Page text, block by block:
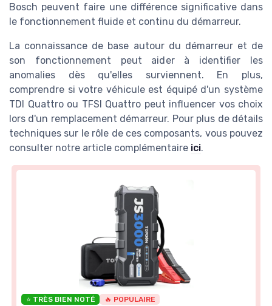
Bosch peuvent faire une différence significative dans
le fonctionnement fluide et continu du démarreur.
La connaissance de base autour du démarreur et de
son fonctionnement peut aider à identifier les
anomalies dès qu'elles surviennent. En plus,
comprendre si votre véhicule est équipé d'un système
TDI Quattro ou TFSI Quattro peut influencer vos choix
lors d'un remplacement démarreur. Pour plus de détails
techniques sur le rôle de ces composants, vous pouvez
consulter notre article complémentaire ici.
⭐ TRÈS BIEN NOTÉ 🔥 POPULAIRE